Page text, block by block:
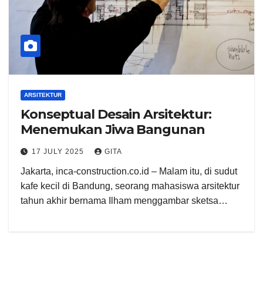
ARSITEKTUR
Konseptual Desain Arsitektur:
Menemukan Jiwa Bangunan
17 JULY 2025 GITA
Jakarta, inca-construction.co.id – Malam itu, di sudut
kafe kecil di Bandung, seorang mahasiswa arsitektur
tahun akhir bernama Ilham menggambar sketsa…